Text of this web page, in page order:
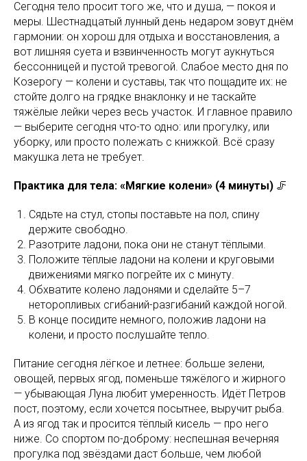
Сегодня тело просит того же, что и душа, — покоя и
меры. Шестнадцатый лунный день недаром зовут днём
гармонии: он хорош для отдыха и восстановления, а
вот лишняя суета и взвинченность могут аукнуться
бессонницей и пустой тревогой. Слабое место дня по
Козерогу — колени и суставы, так что пощадите их: не
стойте долго на грядке внаклонку и не таскайте
тяжёлые лейки через весь участок. И главное правило
— выберите сегодня что-то одно: или прогулку, или
уборку, или просто полежать с книжкой. Всё сразу
макушка лета не требует.
Практика для тела: «Мягкие колени» (4 минуты) 🦵
Сядьте на стул, стопы поставьте на пол, спину
держите свободно.
Разотрите ладони, пока они не станут тёплыми.
Положите тёплые ладони на колени и круговыми
движениями мягко погрейте их с минуту.
Обхватите колено ладонями и сделайте 5–7
неторопливых сгибаний-разгибаний каждой ногой.
В конце посидите немного, положив ладони на
колени, и просто послушайте тепло.
Питание сегодня лёгкое и летнее: больше зелени,
овощей, первых ягод, поменьше тяжёлого и жирного
— убывающая Луна любит умеренность. Идёт Петров
пост, поэтому, если хочется посытнее, выручит рыба.
А из ягод так и просится тёплый кисель — про него
ниже. Со спортом по-доброму: неспешная вечерняя
прогулка под звёздами даст больше, чем любой